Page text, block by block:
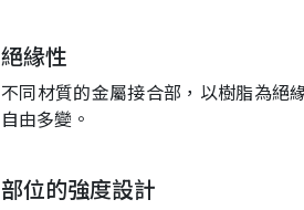
絕緣性
不同材質的金屬接合部，以樹脂為絕
自由多變。
部位的強度設計